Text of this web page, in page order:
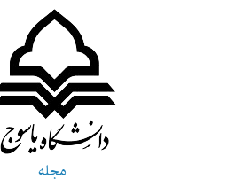
مجله